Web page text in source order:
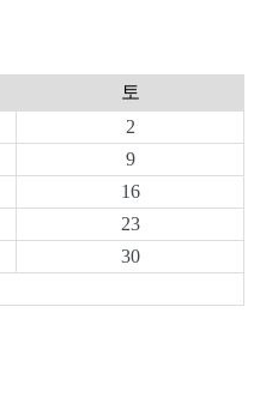
토
2
9
16
23
30